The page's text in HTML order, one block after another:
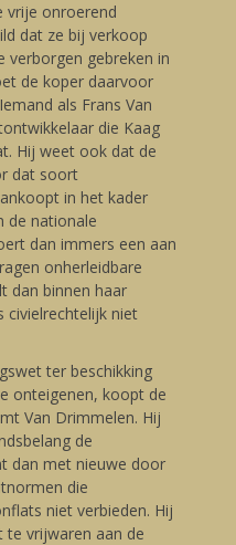
vrije onroerend
dat ze bij verkoop
verborgen gebreken in
de koper daarvoor
als Frans Van
die Kaag
Hij weet ook dat de
dat soort
in het kader
de nationale
dan immers een aan
onherleidbare
dan binnen haar
civielrechtelijk niet
ter beschikking
onteigenen, koopt de
Van Drimmelen. Hij
de
dan met nieuwe door
die
niet verbieden. Hij
vrijwaren aan de